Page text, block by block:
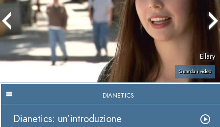
Ellary
Guarda i video
DIANETICS
Dianetics: un’introduzione